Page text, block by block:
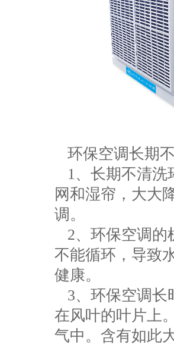
环保空调长期
1、长期不清洗
网和湿帘，大大
调。
2、环保空调的
不能循环，导致
健康。
3、环保空调长
在风叶的叶片上
气中。含有如此